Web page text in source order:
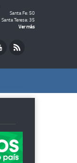
Santa Fe: 50
Santa Teresa: 35
Ver más